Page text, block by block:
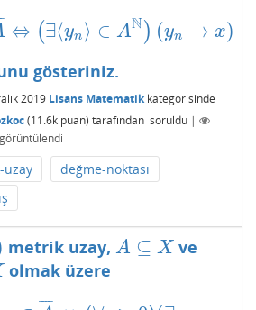
⇔ (∃⟨yn ⟩ ∈ AN ) (yn → x)
∈A¯ ⇔(∃⟨yn ∈ AN)( y n→x )
gösteriniz.
2019 Lisans Matematikkategorisinde
(11.6kpuan) tarafından soruldu |
uzay
değme-noktası
metrik uzay, A ⊆ X
A⊆X ve
olmak üzere
¯¯
¯¯